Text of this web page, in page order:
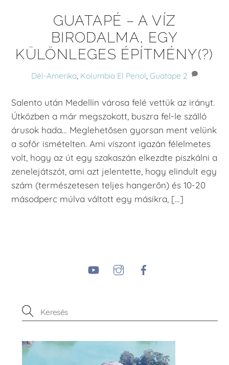
GUATAPÉ – A VÍZ
BIRODALMA, EGY
KÜLÖNLEGES ÉPÍTMÉNY(?)
Dél-Amerika, Kolumbia El Penol, Guatape 2
Salento után Medellin városa felé vettük az irányt.
Útközben a már megszokott, buszra fel-le szálló
árusok hada… Meglehetősen gyorsan ment velünk
a sofőr ismételten. Ami viszont igazán félelmetes
volt, hogy az út egy szakaszán elkezdte piszkálni a
zenelejátszót, ami azt jelentette, hogy elindult egy
szám (természetesen teljes hangerőn) és 10-20
másodperc múlva váltott egy másikra, […]
YouTube Instagram